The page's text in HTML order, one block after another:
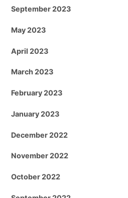
September 2023
May 2023
April 2023
March 2023
February 2023
January 2023
December 2022
November 2022
October 2022